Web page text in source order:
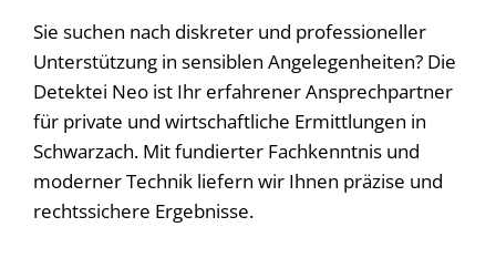
Sie suchen nach diskreter und professioneller
Unterstützung in sensiblen Angelegenheiten? Die
Detektei Neo ist Ihr erfahrener Ansprechpartner
für private und wirtschaftliche Ermittlungen in
Schwarzach. Mit fundierter Fachkenntnis und
moderner Technik liefern wir Ihnen präzise und
rechtssichere Ergebnisse.